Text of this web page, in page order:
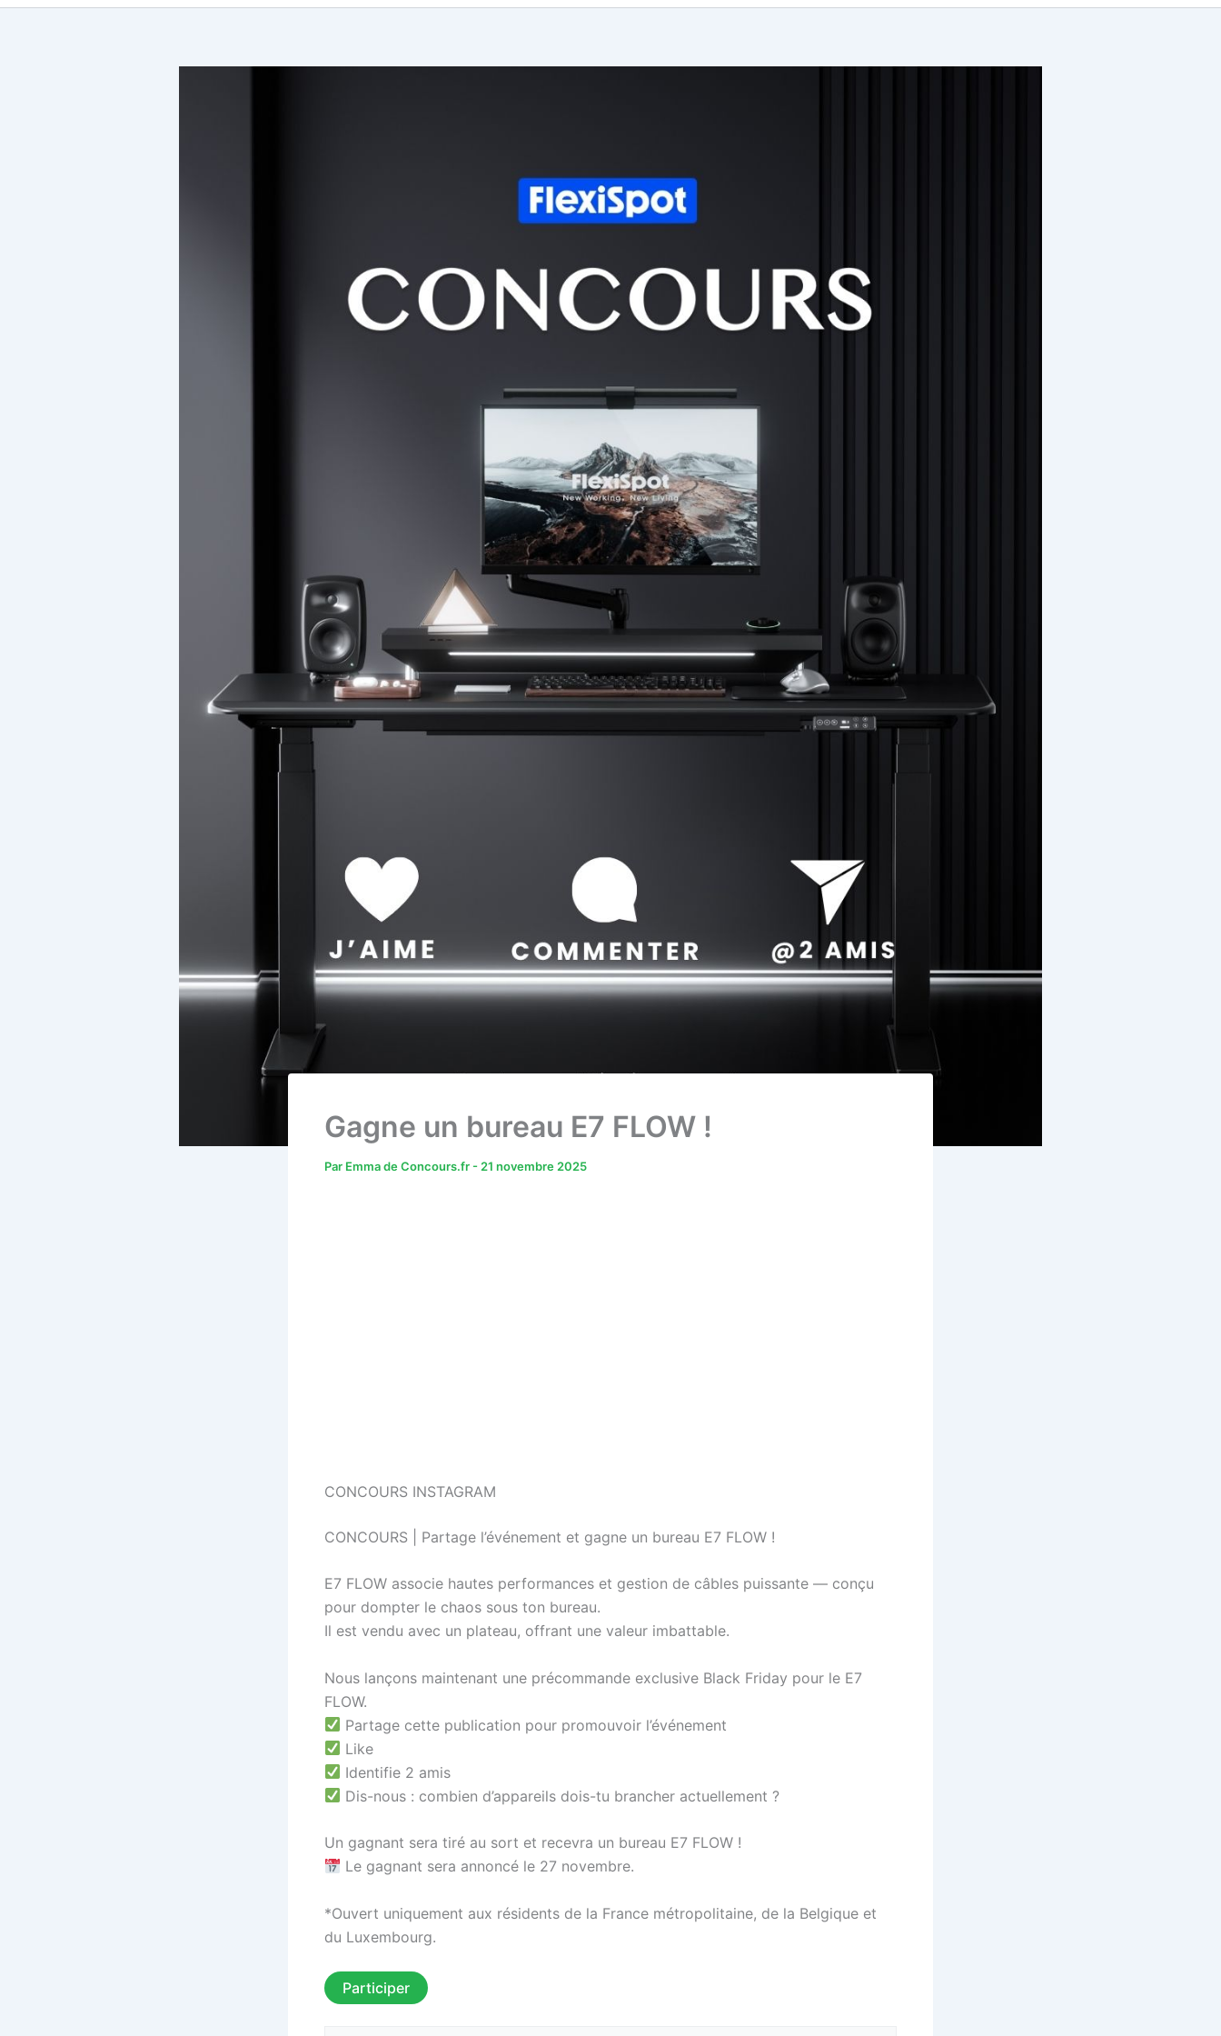
Gagne un bureau E7 FLOW !
Par Emma de Concours.fr - 21 novembre 2025
CONCOURS INSTAGRAM
CONCOURS | Partage l’événement et gagne un bureau E7 FLOW !
E7 FLOW associe hautes performances et gestion de câbles puissante — conçu
pour dompter le chaos sous ton bureau.
Il est vendu avec un plateau, offrant une valeur imbattable.
Nous lançons maintenant une précommande exclusive Black Friday pour le E7
FLOW.
Partage cette publication pour promouvoir l’événement
Like
Identifie 2 amis
Dis-nous : combien d’appareils dois-tu brancher actuellement ?
Un gagnant sera tiré au sort et recevra un bureau E7 FLOW !
Le gagnant sera annoncé le 27 novembre.
*Ouvert uniquement aux résidents de la France métropolitaine, de la Belgique et
du Luxembourg.
Participer